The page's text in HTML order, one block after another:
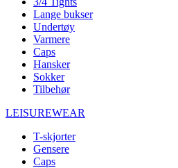
Lange bukser
Undertøy
Varmere
Caps
Hansker
Sokker
Tilbehør
LEISUREWEAR
T-skjorter
Gensere
Caps